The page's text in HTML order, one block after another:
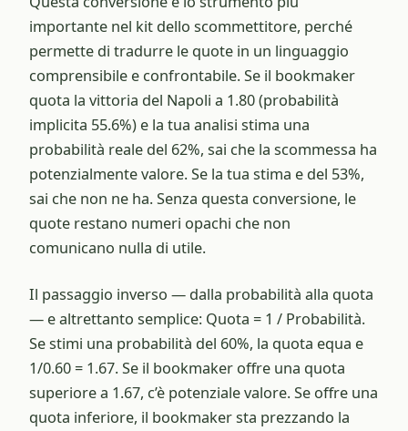
importante nel kit dello scommettitore, perché
permette di tradurre le quote in un linguaggio
comprensibile e confrontabile. Se il bookmaker
quota la vittoria del Napoli a 1.80 (probabilità
implicita 55.6%) e la tua analisi stima una
probabilità reale del 62%, sai che la scommessa ha
potenzialmente valore. Se la tua stima e del 53%,
sai che non ne ha. Senza questa conversione, le
quote restano numeri opachi che non
comunicano nulla di utile.
Il passaggio inverso — dalla probabilità alla quota
— e altrettanto semplice: Quota = 1 / Probabilità.
Se stimi una probabilità del 60%, la quota equa e
1/0.60 = 1.67. Se il bookmaker offre una quota
superiore a 1.67, c’è potenziale valore. Se offre una
quota inferiore, il bookmaker sta prezzando la